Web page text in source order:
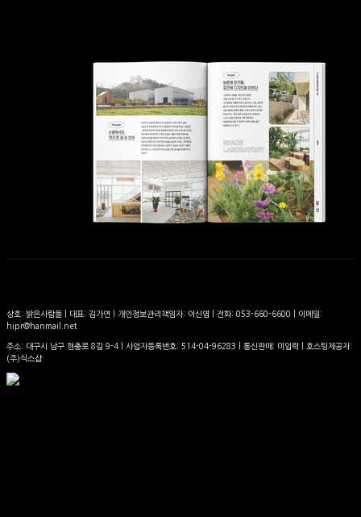
상호: 밝은사람들 | 대표: 김가연 | 개인정보관리책임자: 이신엽 | 전화: 053-660-6600 | 이메일:
hipr@hanmail.net
주소: 대구시 남구 현충로 8길 9-4 | 사업자등록번호: 514-04-96283 | 통신판매: 미입력 | 호스팅제공자:
(주)식스샵